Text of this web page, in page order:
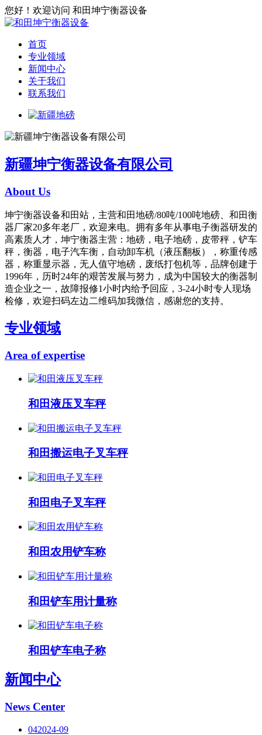
您好！欢迎访问 和田坤宁衡器设备
首页
专业领域
新闻中心
关于我们
联系我们
新疆坤宁衡器设备有限公司
About Us
坤宁衡器设备和田站，主营和田地磅/80吨/100吨地磅、和田衡
器厂家20多年老厂，欢迎来电。拥有多年从事电子衡器研发的
高素质人才，坤宁衡器主营：地磅，电子地磅，皮带秤，铲车
秤，衡器，电子汽车衡，自动卸车机（液压翻板），称重传感
器，称重显示器，无人值守地磅，废纸打包机等，品牌创建于
1996年，历时24年的艰苦发展与努力，成为中国较大的衡器制
造企业之一，故障报修1小时内给予回应，3-24小时专人现场
检修，欢迎扫码左边二维码加我微信，感谢您的支持。
专业领域
Area of expertise
和田液压叉车秤
和田搬运电子叉车秤
和田电子叉车秤
和田农用铲车称
和田铲车用计量称
和田铲车电子称
新闻中心
News Center
042024-09